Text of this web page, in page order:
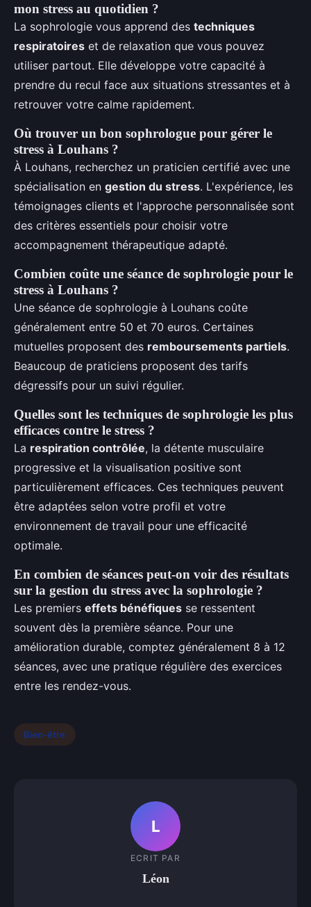
mon stress au quotidien ?
La sophrologie vous apprend des techniques
respiratoires et de relaxation que vous pouvez
utiliser partout. Elle développe votre capacité à
prendre du recul face aux situations stressantes et à
retrouver votre calme rapidement.
Où trouver un bon sophrologue pour gérer le
stress à Louhans ?
À Louhans, recherchez un praticien certifié avec une
spécialisation en gestion du stress. L'expérience, les
témoignages clients et l'approche personnalisée sont
des critères essentiels pour choisir votre
accompagnement thérapeutique adapté.
Combien coûte une séance de sophrologie pour le
stress à Louhans ?
Une séance de sophrologie à Louhans coûte
généralement entre 50 et 70 euros. Certaines
mutuelles proposent des remboursements partiels.
Beaucoup de praticiens proposent des tarifs
dégressifs pour un suivi régulier.
Quelles sont les techniques de sophrologie les plus
efficaces contre le stress ?
La respiration contrôlée, la détente musculaire
progressive et la visualisation positive sont
particulièrement efficaces. Ces techniques peuvent
être adaptées selon votre profil et votre
environnement de travail pour une efficacité
optimale.
En combien de séances peut-on voir des résultats
sur la gestion du stress avec la sophrologie ?
Les premiers effets bénéfiques se ressentent
souvent dès la première séance. Pour une
amélioration durable, comptez généralement 8 à 12
séances, avec une pratique régulière des exercices
entre les rendez-vous.
Bien-être
L
ECRIT PAR
Léon